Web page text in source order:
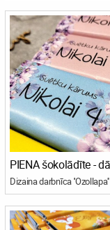
Dizaina darbnīca ''Ozollapa''